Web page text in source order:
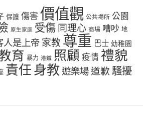
保護 傷害 價值觀 公共場所 公園
原生家庭 受傷 同理心 商場 嘈吵 地
人是上帝 家教 尊重 巴士 幼稚園
育 暴力 港鐵 照顧 疫情 禮貌
責任 身教遊樂場道歉 騷擾